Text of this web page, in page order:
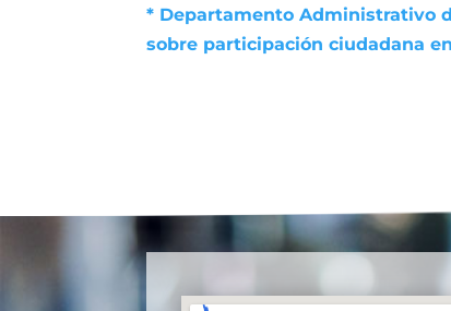
* Departamento Administrativo
sobre participación ciudadana